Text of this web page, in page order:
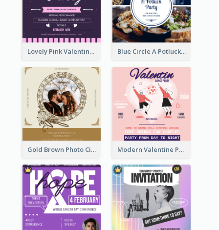
Lovely Pink Valentine Celebration Invitation Design Ideas Blue Circle A Potluck Party Invitation
Gold Brown Photo Circle Wedding Invitation Modern Valentine Party Pink Invitation Design Templates